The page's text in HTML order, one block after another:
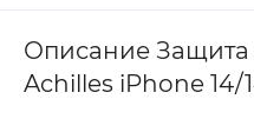
Описание
Achilles iPhone